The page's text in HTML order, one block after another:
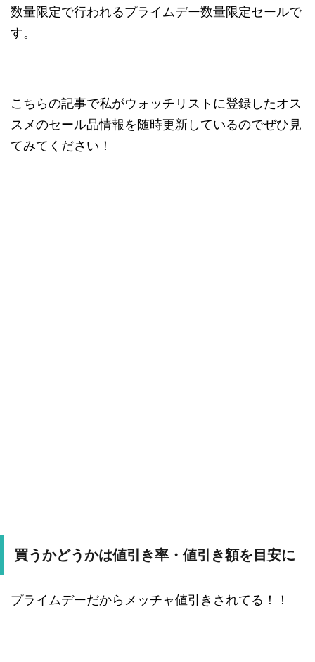
数量限定で行われるプライムデー数量限定セールで
す。
こちらの記事で私がウォッチリストに登録したオス
スメのセール品情報を随時更新しているのでぜひ見
てみてください！
買うかどうかは値引き率・値引き額を目安に
プライムデーだからメッチャ値引きされてる！！